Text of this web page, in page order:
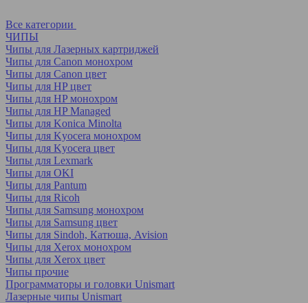
Все категории
ЧИПЫ
Чипы для Лазерных картриджей
Чипы для Canon монохром
Чипы для Canon цвет
Чипы для HP цвет
Чипы для HP монохром
Чипы для HP Managed
Чипы для Konica Minolta
Чипы для Kyocera монохром
Чипы для Kyocera цвет
Чипы для Lexmark
Чипы для OKI
Чипы для Pantum
Чипы для Ricoh
Чипы для Samsung монохром
Чипы для Samsung цвет
Чипы для Sindoh, Катюша, Avision
Чипы для Xerox монохром
Чипы для Xerox цвет
Чипы прочие
Программаторы и головки Unismart
Лазерные чипы Unismart